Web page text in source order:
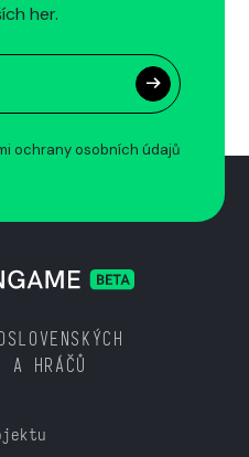
her.
ochrany osobních údajů
A HRÁČŮ